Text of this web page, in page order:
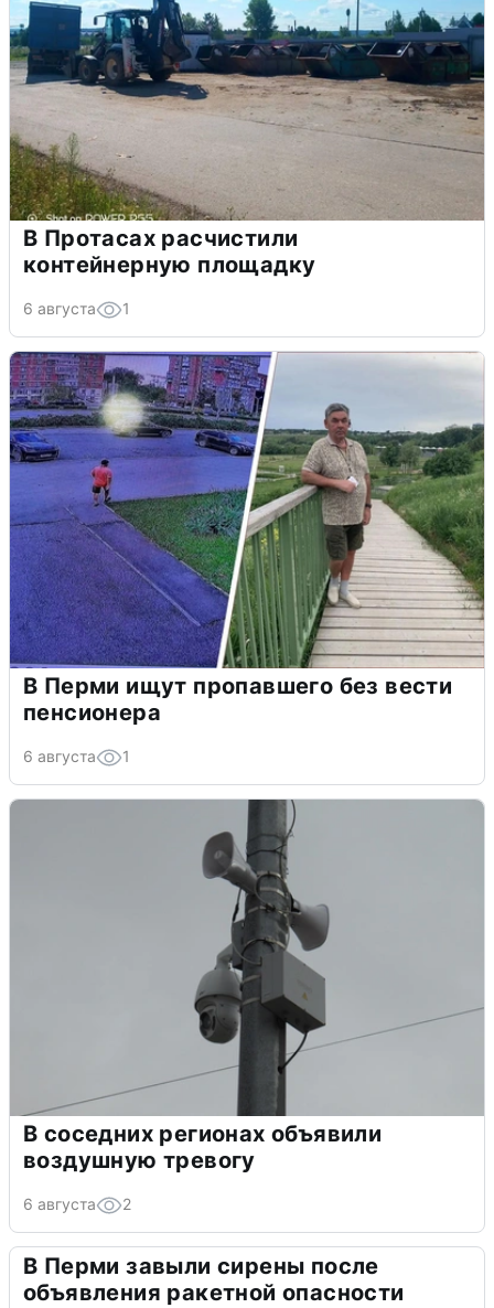
В Протасах расчистили
контейнерную площадку
6 августа 1
В Перми ищут пропавшего без вести
пенсионера
6 августа 1
В соседних регионах объявили
воздушную тревогу
6 августа 2
В Перми завыли сирены после
объявления ракетной опасности